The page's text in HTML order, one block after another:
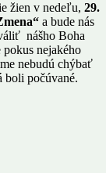
žien v nedeľu, 29.
a bude nás
nášho Boha
nejakého
nebudú chýbať
boli počúvané.